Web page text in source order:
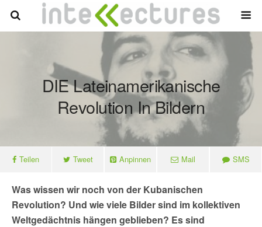
DIE Lateinamerikanische
Revolution In Bildern
Teilen Tweet Anpinnen Mail SMS
Was wissen wir noch von der Kubanischen
Revolution? Und wie viele Bilder sind im kollektiven
Weltgedächtnis hängen geblieben? Es sind